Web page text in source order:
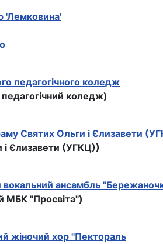
'Лемковина'
педагогічного коледж
коледж)
Святих Ольги і Єлизавети
і Єлизавети (УГКЦ))
ансамбль
МБК "Просвіта")
жіночий хор "Пектораль